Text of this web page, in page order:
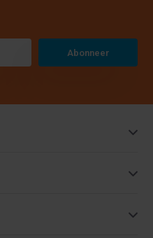
Abonneer